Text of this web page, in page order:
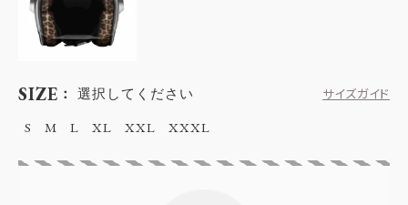
SIZE 選択してください
サイズガイド
S
M L XL XXL XXXL